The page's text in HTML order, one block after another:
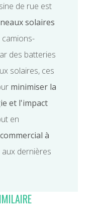
de rue est
solaires
des batteries
solaires, ces
minimiser la
et l'impact
en
à
dernières